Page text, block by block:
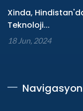
Xinda,
Teknoloji...
18 Jun, 2024
Navigasyon